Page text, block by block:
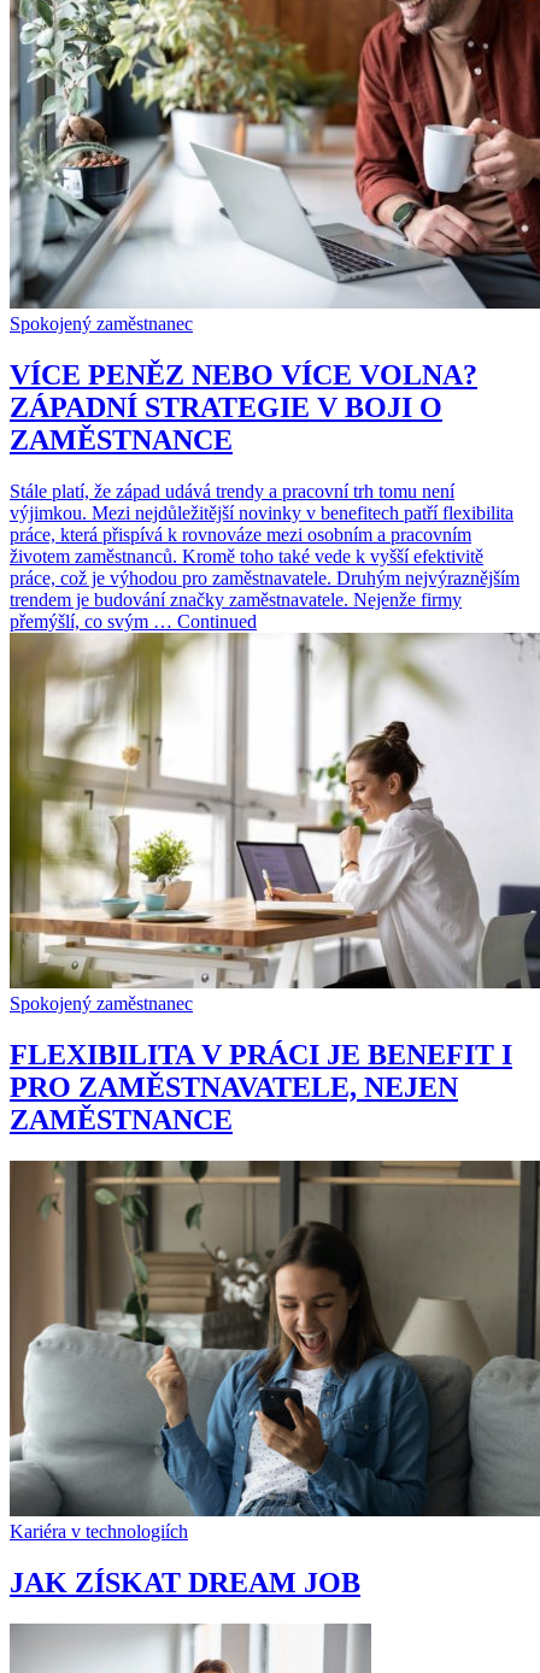
Spokojený zaměstnanec
VÍCE PENĚZ NEBO VÍCE VOLNA?
ZÁPADNÍ STRATEGIE V BOJI O
ZAMĚSTNANCE
Stále platí, že západ udává trendy a pracovní trh tomu není
výjimkou. Mezi nejdůležitější novinky v benefitech patří flexibilita
práce, která přispívá k rovnováze mezi osobním a pracovním
životem zaměstnanců. Kromě toho také vede k vyšší efektivitě
práce, což je výhodou pro zaměstnavatele. Druhým nejvýraznějším
trendem je budování značky zaměstnavatele. Nejenže firmy
přemýšlí, co svým … Continued
Spokojený zaměstnanec
FLEXIBILITA V PRÁCI JE BENEFIT I
PRO ZAMĚSTNAVATELE, NEJEN
ZAMĚSTNANCE
Kariéra v technologiích
JAK ZÍSKAT DREAM JOB